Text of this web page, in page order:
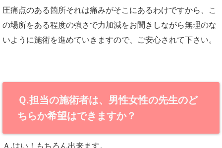
圧痛点のある箇所それは痛みがそこにあるわけですから、こ
の場所をある程度の強さで力加減をお聞きしながら無理のな
いように施術を進めていきますので、ご安心されて下さい。
Ｑ.担当の施術者は、男性女性の先生のど
ちらか希望はできますか？
Ａ.はい！もちろん出来ます。